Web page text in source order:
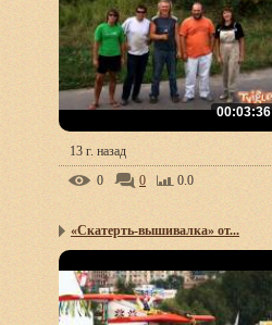
00:03:36
13 г. назад
0
0 0.0
«Скатерть-вышивалка» от...